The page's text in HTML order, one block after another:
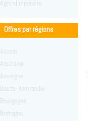
Agro alimentaire
Offres par régions
Alsace
Aquitaine
Auvergne
Basse-Normandie
Bourgogne
Bretagne